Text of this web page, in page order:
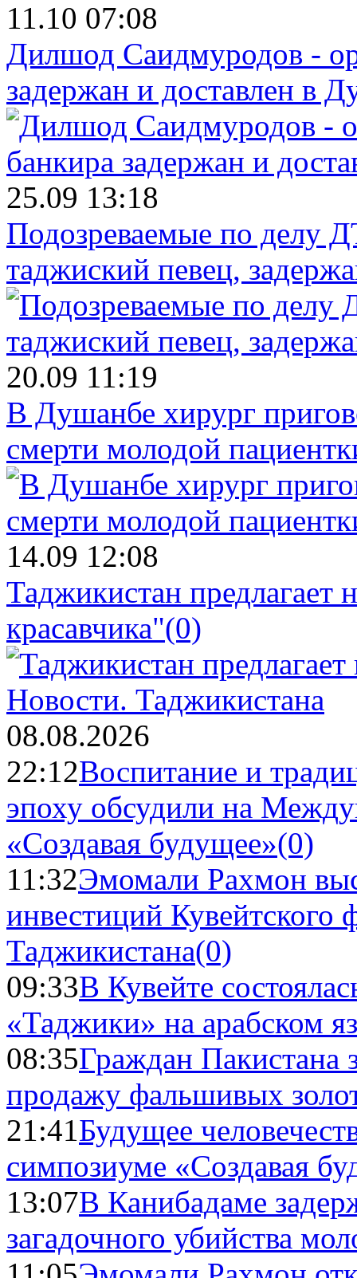
11.10 07:08
Дилшод Саидмуродов -
задержан и доставлен в
25.09 13:18
Подозреваемые по делу
таджиский певец,
20.09 11:19
В Душанбе хирург
смерти молодой
14.09 12:08
Таджикистан предлагает
красавчика"(0)
Новости. Таджикистана
08.08.2026
22:12Воспитание и
эпоху обсудили на
«Создавая будущее»(0)
11:32Эмомали Рахмон
инвестиций Кувейтского
Таджикистана(0)
09:33В Кувейте
«Таджики» на арабском
08:35Граждан Пакистана
продажу фальшивых
21:41Будущее
симпозиуме «Создавая
13:07В Канибадаме
загадочного убийства